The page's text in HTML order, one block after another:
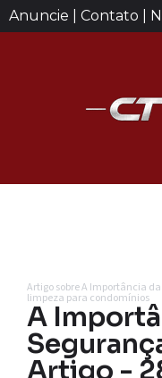
Anuncie | Contato |
Artigo sobre A Importância
limpeza para condomínios
A
Artigo -